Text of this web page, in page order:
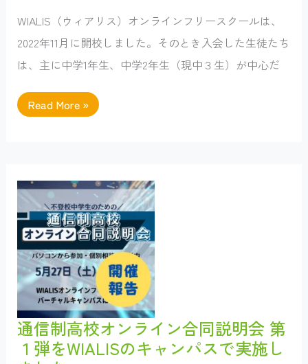
WIALIS（ウィアリス）オンラインフリースクールは、
2022年11月に開校しました。そのとき入会した生徒たち
は、主に中学1年生、中学2年生（現中３生）が中心だ
WIALIS
オ
リ
ー
ス
ク
ー
ル
卒
業
生
か
ら
ッ
セ
ー
ジ
を
Read More »
通信制高校オンライン合同説明会 第
１弾をWIALISのキャンパスで実施し